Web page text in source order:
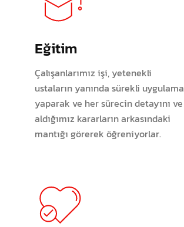
Eğitim
Çalışanlarımız işi, yetenekli
ustaların yanında sürekli uygulama
yaparak ve her sürecin detayını ve
aldığımız kararların arkasındaki
mantığı görerek öğreniyorlar.